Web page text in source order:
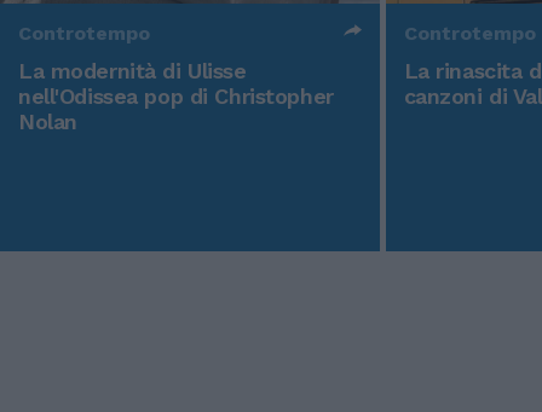
Controtempo
La modernità di Ulisse
nell'Odissea pop di Christopher
Nolan
Controtempo
La rinascita
canzoni di